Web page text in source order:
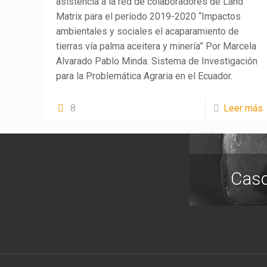
Matrix para el período 2019-2020 “Impactos
ambientales y sociales el acaparamiento de
tierras vía palma aceitera y minería” Por Marcela
Alvarado Pablo Minda. Sistema de Investigación
para la Problemática Agraria en el Ecuador.
8 Leer más